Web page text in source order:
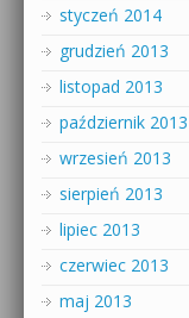
styczeń 2014
grudzień 2013
listopad 2013
październik 2013
wrzesień 2013
sierpień 2013
lipiec 2013
czerwiec 2013
maj 2013